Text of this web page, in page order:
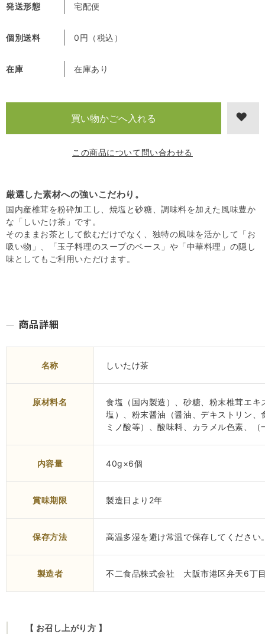
発送形態 宅配便
個別送料 0円（税込）
在庫 在庫あり
この商品について問い合わせる
厳選した素材への強いこだわり。
国内産椎茸を粉砕加工し、焼塩と砂糖、調味料を加えた風味豊か
な「しいたけ茶」です。
そのままお茶として飲むだけでなく、独特の風味を活かして「お
吸い物」、「玉子料理のスープのベース」や「中華料理」の隠し
味としてもご利用いただけます。
名称 しいたけ茶
原材料名
食塩（国内製造）、砂糖、粉末椎茸エ
塩）、粉末醤油（醤油、デキストリン
ミノ酸等）、酸味料、カラメル色素、
内容量 40g×6個
賞味期限 製造日より2年
保存方法 高温多湿を避け常温で保存してください
製造者 不二食品株式会社 大阪市港区弁天6丁
【 お召し上がり方 】